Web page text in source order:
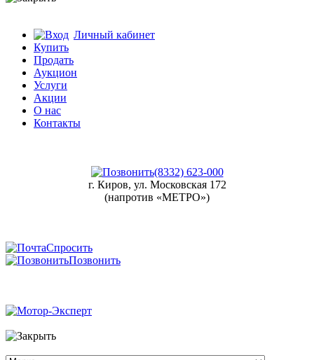
Личный кабинет
Купить
Продать
Аукцион
Услуги
Акции
О нас
Контакты
(8332) 623-000
г. Киров, ул. Московская 172
(напротив «МЕТРО»)
Спросить
Позвонить